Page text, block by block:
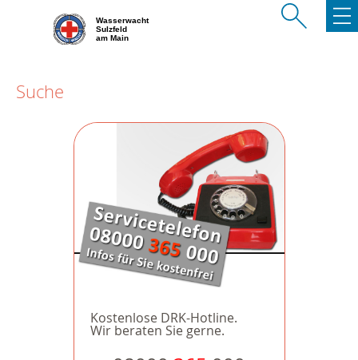
Wasserwacht
Sulzfeld
am Main
Suche
Kostenlose DRK-Hotline.
Wir beraten Sie gerne.